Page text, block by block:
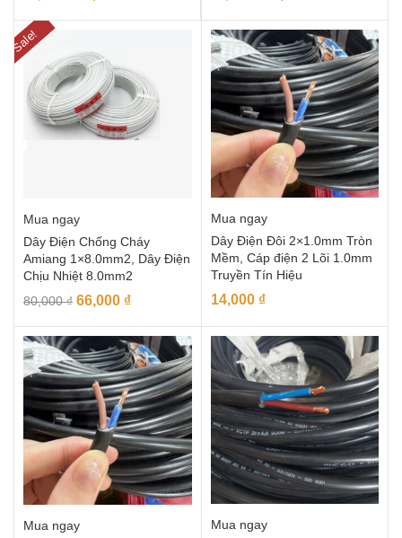
Sale!
Mua ngay
Dây Điện Chống Cháy
Amiang 1×8.0mm2, Dây Điện
Chịu Nhiệt 8.0mm2
80,000₫ 66,000 ₫
Mua ngay
Dây Điện Đôi 2×1.0mm Tròn
Mềm, Cáp điện 2 Lõi 1.0mm
Truyền Tín Hiệu
14,000 ₫
Mua ngay
Mua ngay